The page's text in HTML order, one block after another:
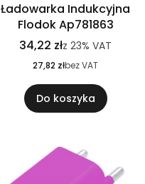
Ładowarka Indukcyjna
Flodok Ap781863
34,22 złz 23% VAT
27,82 złbez VAT
Do koszyka